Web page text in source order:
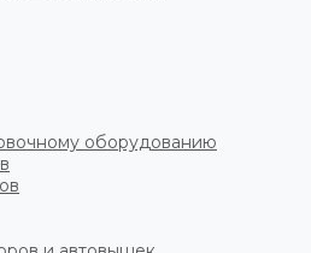
оборудованию